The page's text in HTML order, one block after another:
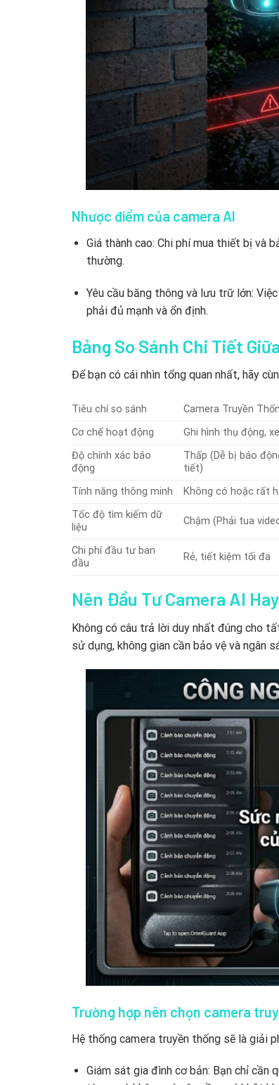
Nhược điểm của camera AI
Giá thành cao: Chi phí mua thiết bị và
thường.
Yêu cầu băng thông và lưu trữ lớn:
phải đủ mạnh và ổn định.
Bảng So Sánh Chi Tiết
Để bạn có cái nhìn tổng quan nhất, hãy
Tiêu chí so sánh Camera Truyền
Cơ chế hoạt động
Ghi hình thụ động,
Độ chính xác báo
động
Thấp (Dễ bị báo
tiết)
Tính năng thông minh Không có hoặc rất
Tốc độ tìm kiếm dữ
liệu
Chậm (Phải tua
Chi phí đầu tư ban
đầu
Rẻ, tiết kiệm tối đa
Nên Đầu Tư Camera AI
Không có câu trả lời duy nhất đúng cho
sử dụng, không gian cần bảo vệ và ngân
Trường hợp nên chọn camera
Hệ thống camera truyền thống sẽ là giải
Giám sát gia đình cơ bản: Bạn chỉ cần